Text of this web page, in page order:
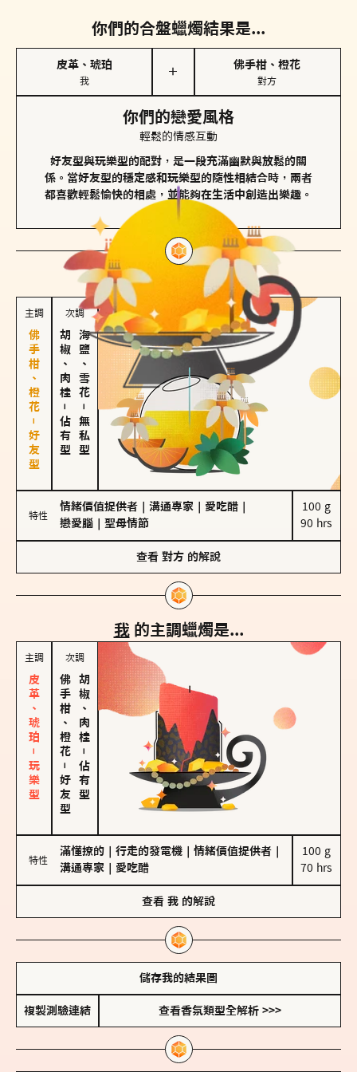
你們的合盤蠟燭結果是...
皮革、琥珀
我
＋
佛手柑、橙花
對方
你們的戀愛風格
輕鬆的情感互動
好友型與玩樂型的配對，是一段充滿幽默與放鬆的關
係。當好友型的穩定感和玩樂型的隨性相結合時，兩者
都喜歡輕鬆愉快的相處，並能夠在生活中創造出樂趣。
對方的主調蠟燭是...
主調
佛手柑、橙花－好友型
次調
胡椒、肉桂
－
佔有型
海鹽、雪花
－
無私型
特性
情緒價值提供者 溝通專家 愛吃醋
戀愛腦
聖母情節
100 g
90 hrs
查看 對方 的解說
我 的主調蠟燭是...
主調
皮革、琥珀－玩樂型
次調
佛手柑、橙花
－
好友型
胡椒、肉桂
－
佔有型
特性
滿懂撩的 行走的發電機 情緒價值提供者
溝通專家
愛吃醋
100 g
70 hrs
查看 我 的解說
儲存我的結果圖
複製測驗連結 查看香氛類型全解析 >>>